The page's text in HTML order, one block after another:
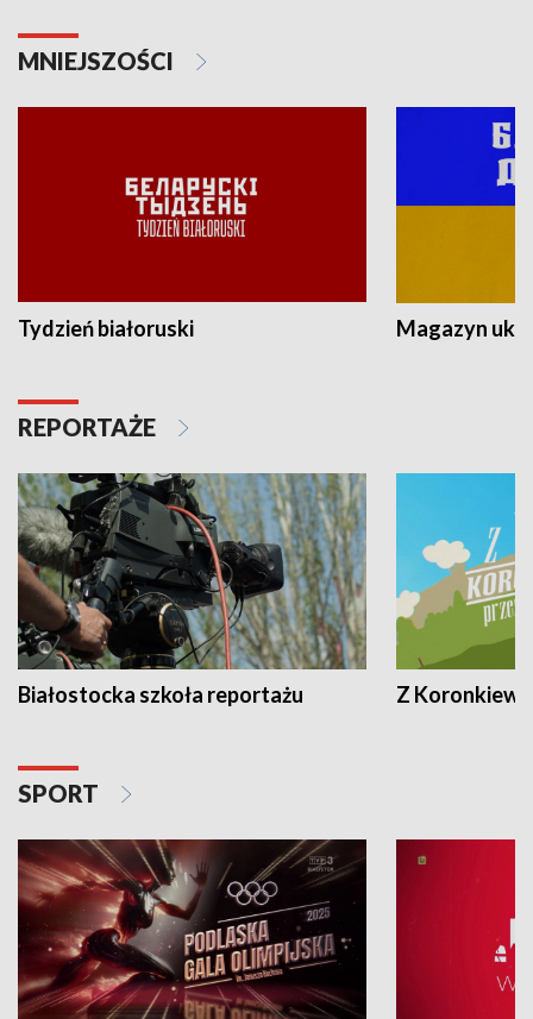
MNIEJSZOŚCI
Tydzień białoruski Magazyn
REPORTAŻE
Białostocka szkoła reportażu Z
SPORT